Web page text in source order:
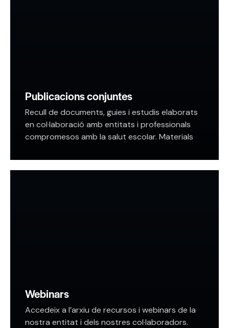
Publicacions conjuntes
Recull de documents, guies i estudis elaborats
en col·laboració amb entitats i professionals
compromesos amb la salut escolar. Materials
l’impacte de la nostra feina…
Webinars
Accedeix a l’arxiu de recursos i webinars de la
nostra entitat i dels nostres col·laboradors.